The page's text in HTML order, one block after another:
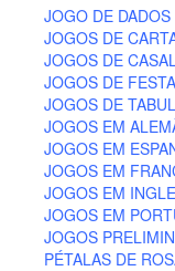
JOGO DE DADOS
JOGOS DE
JOGOS DE CASAL
JOGOS DE FESTA
JOGOS DE
JOGOS EM
JOGOS EM
JOGOS EM
JOGOS EM
JOGOS EM
JOGOS
PÉTALAS DE